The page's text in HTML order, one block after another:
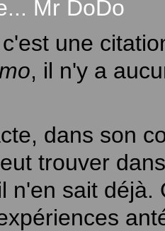
Mr DoDo
une
, il n'y a
dans son
trouver
n'en sait